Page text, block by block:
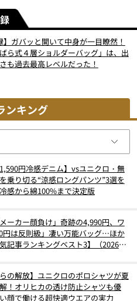
】ガバッと開いて中身が一目瞭然！
ら式４層ショルダーバッグ」は、出
も過去最高レベルだった！
ンキング
円冷感デニム】vsユニクロ・無
乗り切る“涼感ロングパンツ”3選を
感から綿100%まで決定版
ーカー顔負け」奇跡の4,990円、ワ
円は反則級」凄い万能バッグ…ほか
記事ランキングベスト3】（2026年
の解放】ユニクロのポロシャツが夏
！オリヒカの透け防止シャツも優
顔で働ける超快適ウエアの実力